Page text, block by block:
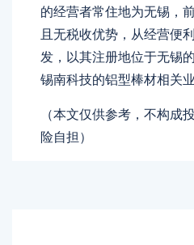
的经营者常住地为无锡，
且无税收优势，从经营便
发，以其注册地位于无锡
锡南科技的铝型棒材相关业
（本文仅供参考，不构成
险自担）